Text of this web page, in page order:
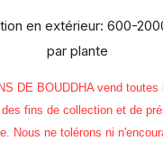
en extérieur: 600-
par plante
DE BOUDDHA vend toutes
fins de collection et de
Nous ne tolérons ni